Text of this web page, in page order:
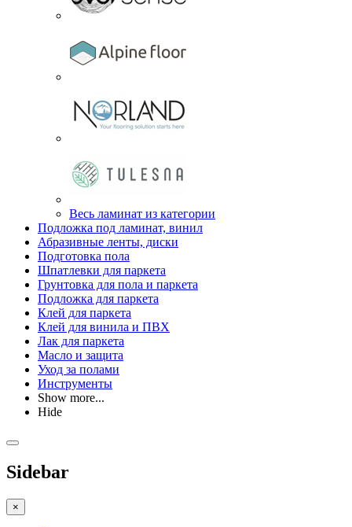
Весь ламинат из категории
Подложка под ламинат, винил
Абразивные ленты, диски
Подготовка пола
Шпатлевки для паркета
Грунтовка для пола и паркета
Подложка для паркета
Клей для паркета
Клей для винила и ПВХ
Лак для паркета
Масло и защита
Уход за полами
Инструменты
Show more...
Hide
Sidebar
×